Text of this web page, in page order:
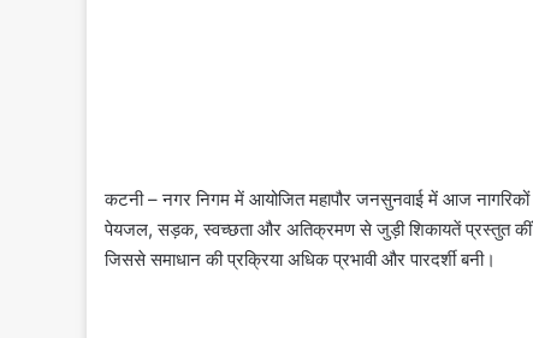
कटनी – नगर निगम में आयोजित महापौर जनसुनवाई में आज
पेयजल, सड़क, स्वच्छता और अतिक्रमण से जुड़ी शिकायतें प्रस्तुत
जिससे समाधान की प्रक्रिया अधिक प्रभावी और पारदर्शी बनी।